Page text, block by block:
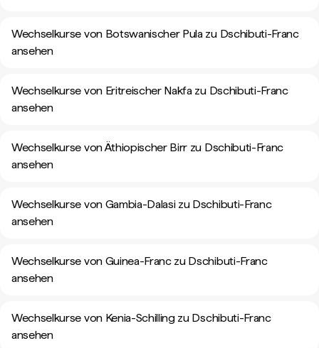
Wechselkurse von Botswanischer Pula zu Dschibuti-Franc
ansehen
Wechselkurse von Eritreischer Nakfa zu Dschibuti-Franc
ansehen
Wechselkurse von Äthiopischer Birr zu Dschibuti-Franc
ansehen
Wechselkurse von Gambia-Dalasi zu Dschibuti-Franc
ansehen
Wechselkurse von Guinea-Franc zu Dschibuti-Franc
ansehen
Wechselkurse von Kenia-Schilling zu Dschibuti-Franc
ansehen